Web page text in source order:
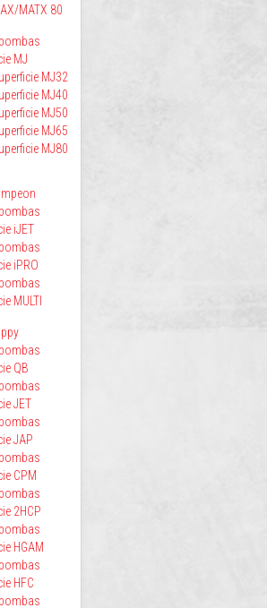
MATX 80
MJ
MJ32
MJ40
MJ50
MJ65
MJ80
iJET
iPRO
MULTI
QB
JET
JAP
CPM
2HCP
HGAM
HFC